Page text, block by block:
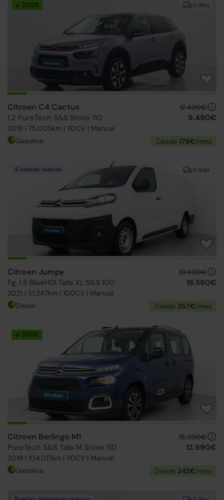
3 días
↓ 300€
Citroen C4 Cactus
1.2 PureTech S&S Shine 110
2018 | 75.005km | 110CV | Manual
12.490€
9.490€
Gasolina Desde 179€/mes
3 días
4 ruedas nuevas
Citroen Jumpy
Fg. 1.5 BlueHDI Talla XL S&S 100
2021 | 51.247km | 100CV | Manual
19.990€
16.590€
Diésel Desde 257€/mes
↓ 300€
Citroen Berlingo M1
PureTech S&S Talla M Shine 110
2019 | 104.017km | 110CV | Manual
15.990€
12.990€
Gasolina Desde 242€/mes